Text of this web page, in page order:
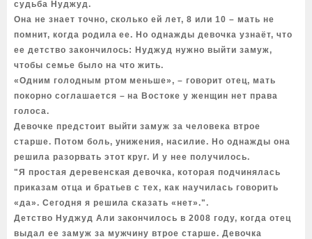
судьба Нуджуд.
Она не знает точно, сколько ей лет, 8 или 10 – мать не
помнит, когда родила ее. Но однажды девочка узнаёт, что
ее детство закончилось: Нуджуд нужно выйти замуж,
чтобы семье было на что жить.
«Одним голодным ртом меньше», – говорит отец, мать
покорно соглашается – на Востоке у женщин нет права
голоса.
Девочке предстоит выйти замуж за человека втрое
старше. Потом боль, унижения, насилие. Но однажды она
решила разорвать этот круг. И у нее получилось.
"Я простая деревенская девочка, которая подчинялась
приказам отца и братьев с тех, как научилась говорить
«да». Сегодня я решила сказать «нет».".
Детство Нуджуд Али закончилось в 2008 году, когда отец
выдал ее замуж за мужчину втрое старше. Девочка